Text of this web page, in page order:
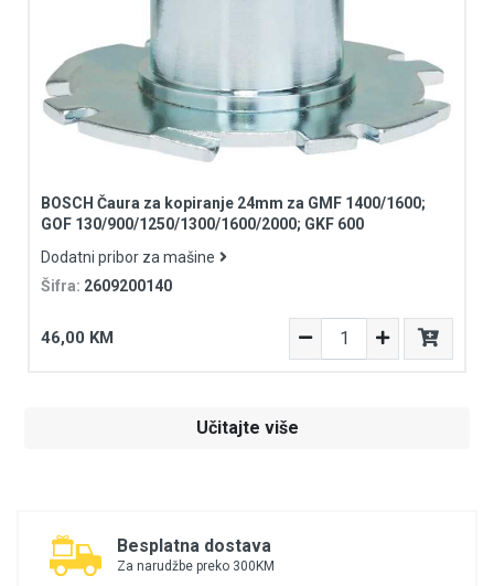
BOSCH Čaura za kopiranje 24mm za GMF 1400/1600;
GOF 130/900/1250/1300/1600/2000; GKF 600
Dodatni pribor za mašine
Šifra: 2609200140
46,00 KM
Učitajte više
Besplatna dostava
Za narudžbe preko 300KM